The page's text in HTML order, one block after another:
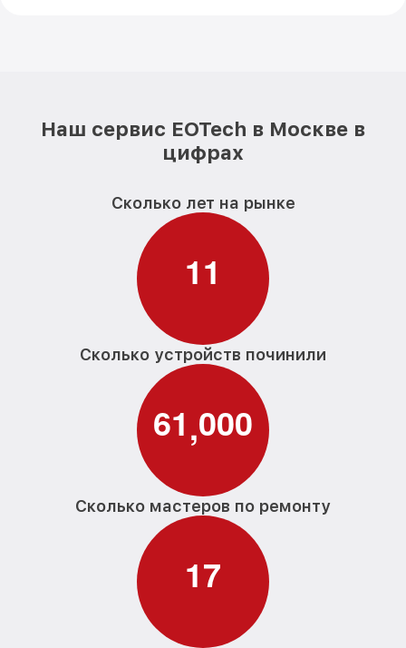
Наш сервис EOTech в Москве в
цифрах
Сколько лет на рынке
11
Сколько устройств починили
61,000
Сколько мастеров по ремонту
17